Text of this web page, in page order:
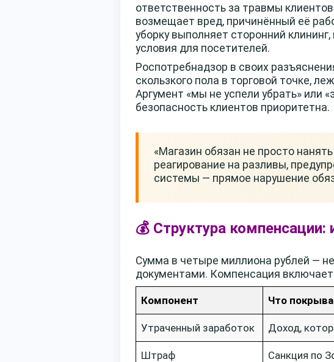
ответственность за травмы
возмещает вред, причинённый её
уборку выполняет сторонний
условия для посетителей.
Роспотребнадзор в своих
скользкого пола в торговой точке,
Аргумент «мы не успели убрать» или
безопасность клиентов приоритетна.
«Магазин обязан не просто
реагирование на разливы,
системы — прямое нарушение
💰 Структура
Сумма в четыре миллиона рублей —
документами. Компенсация
Компонент Что
Утраченный заработок Доход,
Штраф Санкция по